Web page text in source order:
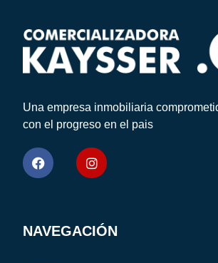
Una empresa inmobiliaria
con el progreso en el pais
NAVEGACIÓN